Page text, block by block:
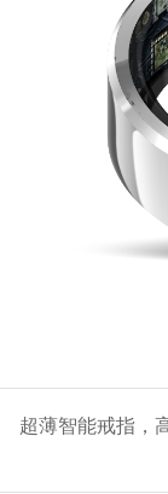
超薄智能戒指，